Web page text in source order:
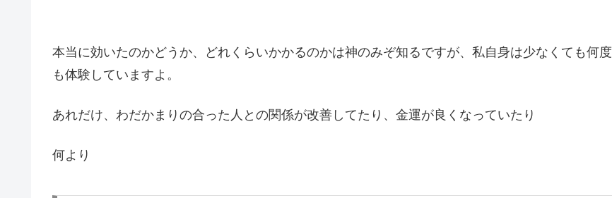
本当に効いたのかどうか、どれくらいかかるのかは神のみぞ知るですが、私自身は少なくても何度
も体験していますよ。
あれだけ、わだかまりの合った人との関係が改善してたり、金運が良くなっていたり
何より